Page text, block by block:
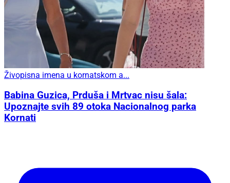
Živopisna imena u kornatskom a...
Babina Guzica, Prduša i Mrtvac nisu šala:
Upoznajte svih 89 otoka Nacionalnog parka
Kornati